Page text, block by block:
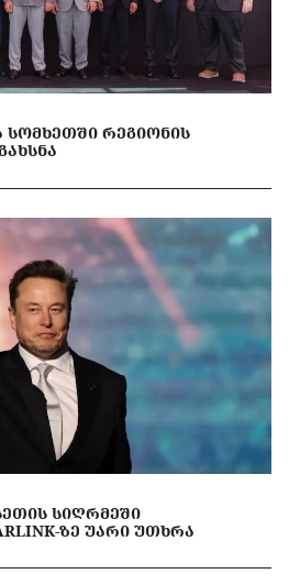
ᲡᲝᲛᲮᲔᲗᲨᲘ ᲠᲔᲒᲘᲝᲜᲘᲡ
ᲡᲘᲦᲠᲛᲔᲨᲘ
ᲖᲔ ᲣᲐᲠᲘ ᲣᲗᲮᲠᲐ